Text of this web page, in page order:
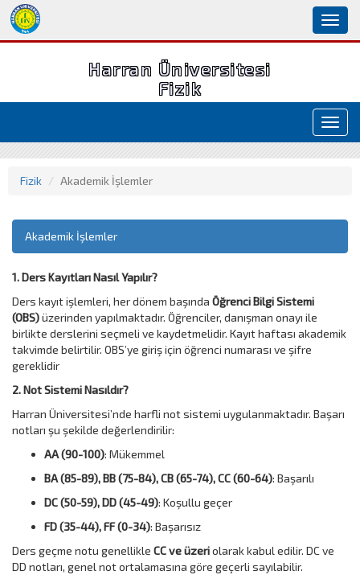
Harran Üniversitesi
Fizik
Fizik Akademik İşlemler
Akademik İşlemler
1. Ders Kayıtları Nasıl Yapılır?
Ders kayıt işlemleri, her dönem başında Öğrenci Bilgi Sistemi
(OBS)üzerinden yapılmaktadır. Öğrenciler, danışman onayı ile
birlikte derslerini seçmeli ve kaydetmelidir. Kayıt haftası akademik
takvimde belirtilir. OBS’ye giriş için öğrenci numarası ve şifre
gereklidir
2. Not Sistemi Nasıldır?
Harran Üniversitesi’nde harfli not sistemi uygulanmaktadır. Başarı
notları şu şekilde değerlendirilir:
AA (90-100): Mükemmel
BA (85-89), BB (75-84), CB (65-74), CC (60-64): Başarılı
DC (50-59), DD (45-49): Koşullu geçer
FD (35-44), FF (0-34): Başarısız
Ders geçme notu genellikle CC ve üzeriolarak kabul edilir. DC ve
DD notları, genel not ortalamasına göre geçerli sayılabilir.